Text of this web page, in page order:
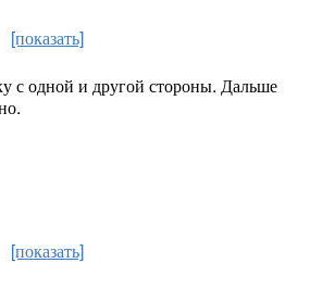
[показать]
с одной и другой стороны. Дальше
[показать]